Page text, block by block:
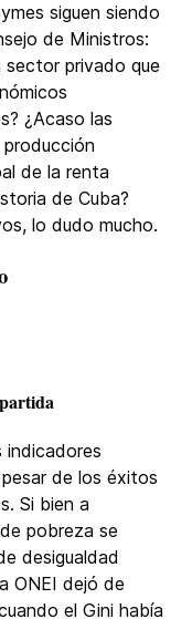
siguen siendo
de Ministros:
sector privado que
¿Acaso las
de la renta
de Cuba?
lo dudo mucho.
indicadores
de los éxitos
Si bien a
pobreza se
desigualdad
ONEI dejó de
el Gini había